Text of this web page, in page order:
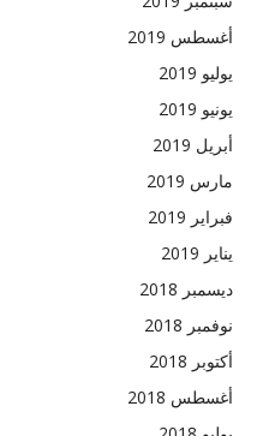
أغسطس 2019
يوليو 2019
يونيو 2019
أبريل 2019
مارس 2019
فبراير 2019
يناير 2019
ديسمبر 2018
نوفمبر 2018
أكتوبر 2018
أغسطس 2018